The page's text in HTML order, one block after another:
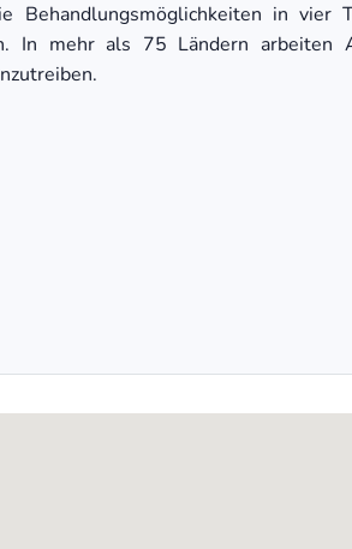
Behandlungsmöglichkeiten in vier
In mehr als 75 Ländern arbeiten